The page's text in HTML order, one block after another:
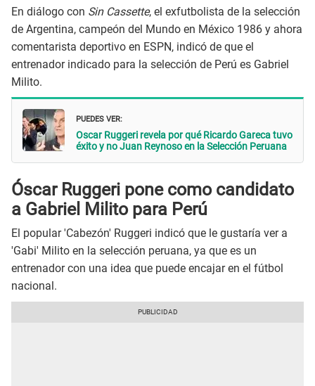
En diálogo con Sin Cassette, el exfutbolista de la selección
de Argentina, campeón del Mundo en México 1986 y ahora
comentarista deportivo en ESPN, indicó de que el
entrenador indicado para la selección de Perú es Gabriel
Milito.
PUEDES VER:
Oscar Ruggeri revela por qué Ricardo Gareca tuvo
éxito y no Juan Reynoso en la Selección Peruana
Óscar Ruggeri pone como candidato
a Gabriel Milito para Perú
El popular 'Cabezón' Ruggeri indicó que le gustaría ver a
'Gabi' Milito en la selección peruana, ya que es un
entrenador con una idea que puede encajar en el fútbol
nacional.